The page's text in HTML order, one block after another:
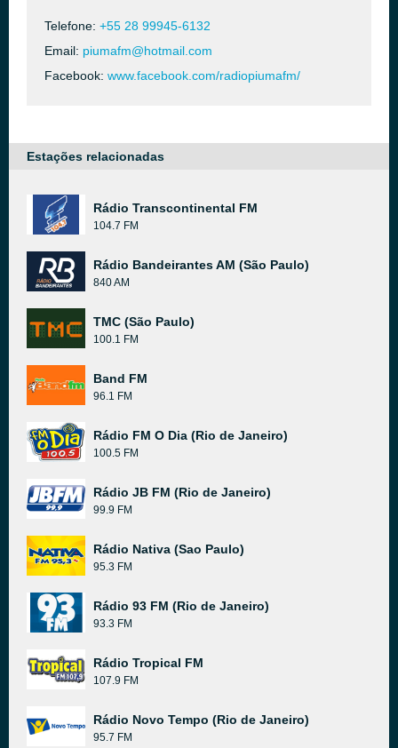
Telefone: +55 28 99945-6132
Email: piumafm@hotmail.com
Facebook: www.facebook.com/radiopiumafm/
Estações relacionadas
Rádio Transcontinental FM
104.7 FM
Rádio Bandeirantes AM (São Paulo)
840 AM
TMC (São Paulo)
100.1 FM
Band FM
96.1 FM
Rádio FM O Dia (Rio de Janeiro)
100.5 FM
Rádio JB FM (Rio de Janeiro)
99.9 FM
Rádio Nativa (Sao Paulo)
95.3 FM
Rádio 93 FM (Rio de Janeiro)
93.3 FM
Rádio Tropical FM
107.9 FM
Rádio Novo Tempo (Rio de Janeiro)
95.7 FM